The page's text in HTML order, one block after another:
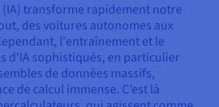
transforme rapidement notre
des voitures autonomes aux
l'entraînement et le
d'IA sophistiqués, en particulier
de données massifs,
de calcul immense. C’est là